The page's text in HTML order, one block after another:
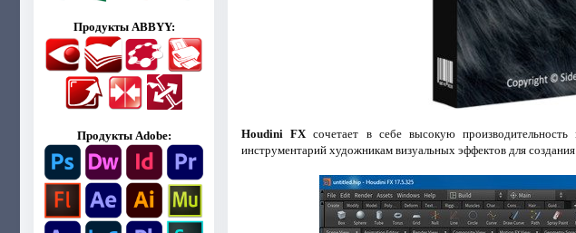
Продукты ABBYY:
Продукты Adobe: Houdini FX сочетает в себе высокую
инструментарий художникам визуальных эффектов для